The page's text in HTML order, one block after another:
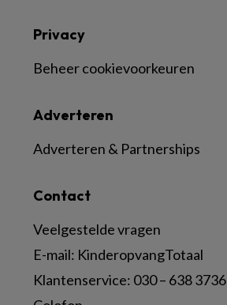
Contact
Veelgestelde vragen
E-mail: KinderopvangTotaal
Klantenservice: 030 – 638 3736
Adverteren
Adverteren & Partnerships
Privacy
Beheer cookievoorkeuren